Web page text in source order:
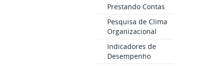
Prestando Contas
Pesquisa de Clima
Organizacional
Indicadores de
Desempenho